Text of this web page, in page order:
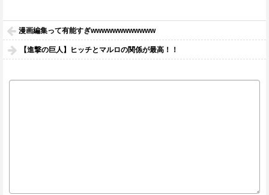
漫画編集って有能すぎwwwwwwwwwwww
【進撃の巨人】ヒッチとマルロの関係が最高！！